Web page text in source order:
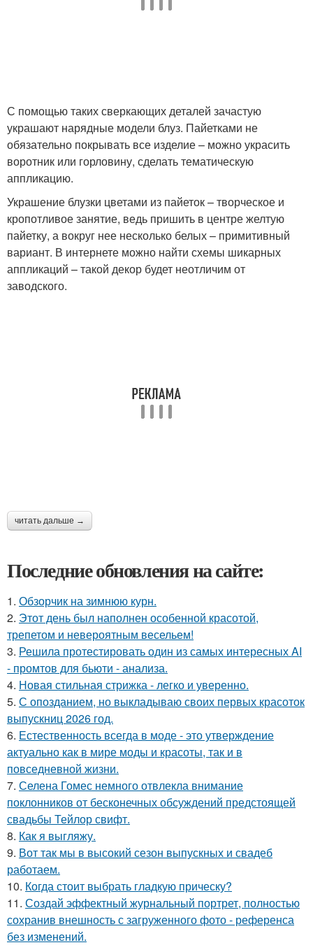
С помощью таких сверкающих деталей зачастую
украшают нарядные модели блуз. Пайетками не
обязательно покрывать все изделие – можно украсить
воротник или горловину, сделать тематическую
аппликацию.
Украшение блузки цветами из пайеток – творческое и
кропотливое занятие, ведь пришить в центре желтую
пайетку, а вокруг нее несколько белых – примитивный
вариант. В интернете можно найти схемы шикарных
аппликаций – такой декор будет неотличим от
заводского.
читать дальше →
Последние обновления на сайте:
1. Обзорчик на зимнюю курн.
2. Этот день был наполнен особенной красотой,
трепетом и невероятным весельем!
3. Решила протестировать один из самых интересных AI
- промтов для бьюти - анализа.
4. Новая стильная стрижка - легко и уверенно.
5. С опозданием, но выкладываю своих первых красоток
выпускниц 2026 год.
6. Естественность всегда в моде - это утверждение
актуально как в мире моды и красоты, так и в
повседневной жизни.
7. Селена Гомес немного отвлекла внимание
поклонников от бесконечных обсуждений предстоящей
свадьбы Тейлор свифт.
8. Как я выгляжу.
9. Вот так мы в высокий сезон выпускных и свадеб
работаем.
10. Когда стоит выбрать гладкую прическу?
11. Создай эффектный журнальный портрет, полностью
сохранив внешность с загруженного фото - референса
без изменений.